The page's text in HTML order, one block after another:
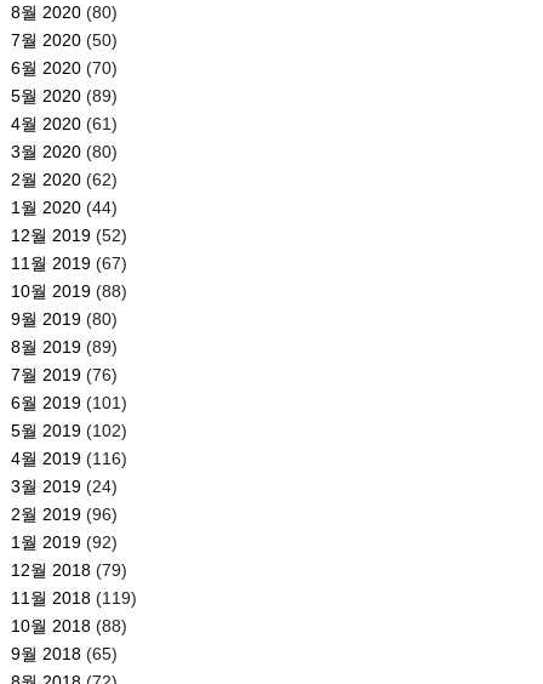
8월 2020(80)
7월 2020(50)
6월 2020(70)
5월 2020(89)
4월 2020(61)
3월 2020(80)
2월 2020(62)
1월 2020(44)
12월 2019(52)
11월 2019(67)
10월 2019(88)
9월 2019(80)
8월 2019(89)
7월 2019(76)
6월 2019(101)
5월 2019(102)
4월 2019(116)
3월 2019(24)
2월 2019(96)
1월 2019(92)
12월 2018(79)
11월 2018(119)
10월 2018(88)
9월 2018(65)